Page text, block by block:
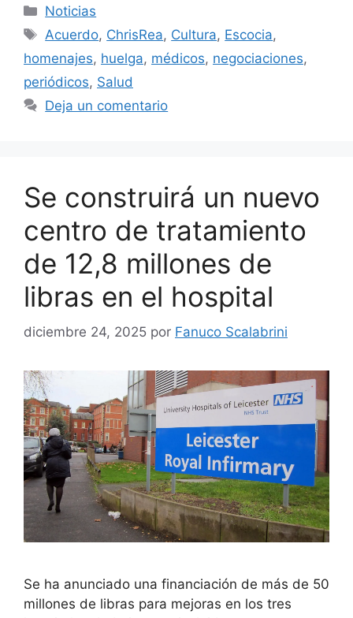
Categorías
Noticias
Etiquetas
Acuerdo, ChrisRea, Cultura, Escocia,
homenajes, huelga, médicos, negociaciones,
periódicos, Salud
Deja un comentario
Se construirá un nuevo
centro de tratamiento
de 12,8 millones de
libras en el hospital
diciembre 24, 2025 por Fanuco Scalabrini
Se ha anunciado una financiación de más de 50
millones de libras para mejoras en los tres